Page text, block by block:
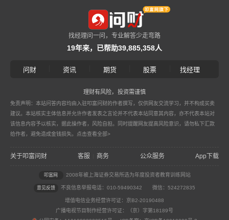
找经理问一问，专业解答少走弯路
19年来，已帮助39,885,358人
问财 资讯 期货 股票 找经理
理财有风险，投资需谨慎
免责声明：本站问答内容均由入驻叩富问财的作者撰写，仅供网友交流学习，并不构成买卖
建议。本站核实主体信息并允许作者发表之言论并不代表本站同意其内容，亦不代表本站对
该信息内容予以核实，据此操作者，风险自担。同时提醒网友提高风险意识，请勿私下汇款
给作者，避免造成金钱损失。 点击查看全部>
关于叩富问财 客服 商务 公众服务 App下载
叩富网 2008年被上海证券交易所选为年度投资者教育训练网站
意见反馈 不良信息举报电话：010-59490342 微信：524272835
增值电信业务经营许可证：京B2-20190488
广播电视节目制作经营许可证：（京）字第18189号